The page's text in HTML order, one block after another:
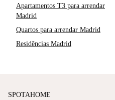
Apartamentos T3 para arrendar
Madrid
Quartos para arrendar Madrid
Residências Madrid
SPOTAHOME